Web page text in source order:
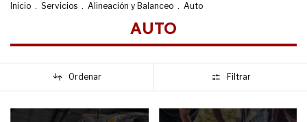
Inicio . Servicios . Alineación y Balanceo . Auto
AUTO
Ordenar Filtrar